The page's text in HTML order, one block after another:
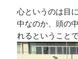
心というのは目
中なのか、頭の
れるということで